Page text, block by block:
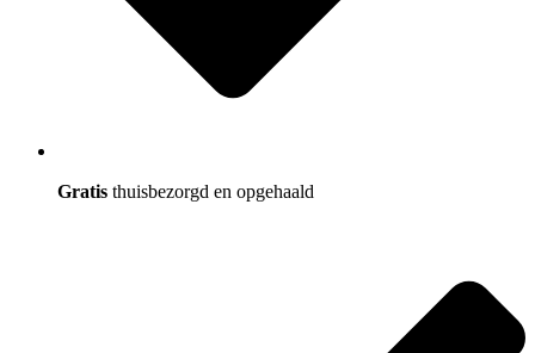
Gratis thuisbezorgd en opgehaald